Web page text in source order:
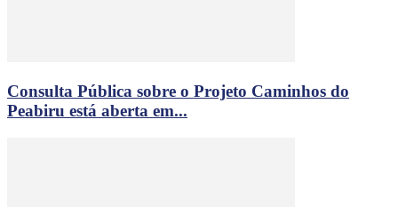
Consulta Pública sobre o Projeto Caminhos do
Peabiru está aberta em...